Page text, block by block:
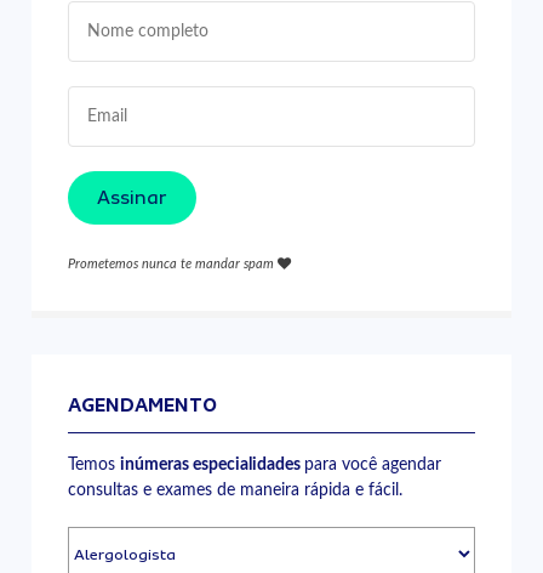
Assinar
Prometemos nunca te mandar spam
AGENDAMENTO
Temosinúmeras especialidades para você agendar
consultas e exames de maneira rápida e fácil.